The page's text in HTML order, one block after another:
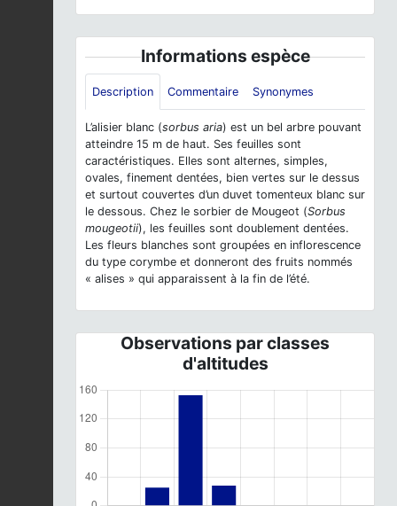
Informations espèce
Description Commentaire Synonymes
L’alisier blanc (sorbus aria) est un bel arbre pouvant
atteindre 15 m de haut. Ses feuilles sont
caractéristiques. Elles sont alternes, simples,
ovales, finement dentées, bien vertes sur le dessus
et surtout couvertes d’un duvet tomenteux blanc sur
le dessous. Chez le sorbier de Mougeot (Sorbus
mougeotii), les feuilles sont doublement dentées.
Les fleurs blanches sont groupées en inflorescence
du type corymbe et donneront des fruits nommés
« alises » qui apparaissent à la fin de l’été.
Observations par classes
d'altitudes